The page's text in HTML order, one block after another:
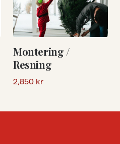
Montering /
Resning
2,850 kr